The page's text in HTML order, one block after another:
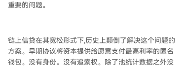
重要的问题。
链上信贷在其宽松形式下,历史上颠倒了解决这个问题的
方案。早期协议将资本提供给愿意支付最高利率的匿名
钱包。没有身份。没有追索权。除了池统计数据之外没